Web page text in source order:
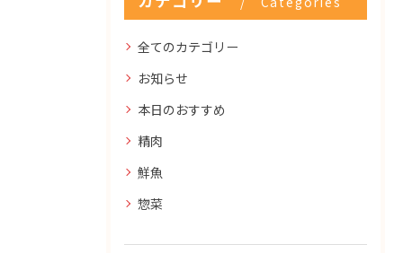
全てのカテゴリー
お知らせ
本日のおすすめ
精肉
鮮魚
惣菜